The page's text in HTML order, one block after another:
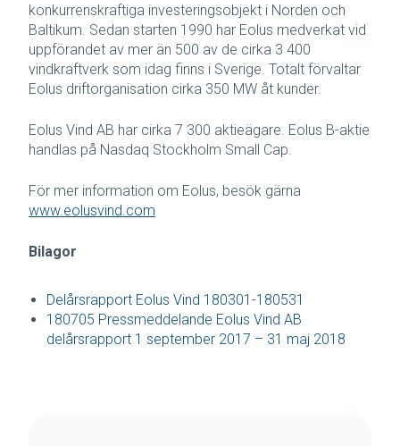
konkurrenskraftiga investeringsobjekt i Norden och
Baltikum. Sedan starten 1990 har Eolus medverkat vid
uppförandet av mer än 500 av de cirka 3 400
vindkraftverk som idag finns i Sverige. Totalt förvaltar
Eolus driftorganisation cirka 350 MW åt kunder.
Eolus Vind AB har cirka 7 300 aktieägare. Eolus B-aktie
handlas på Nasdaq Stockholm Small Cap.
För mer information om Eolus, besök gärna
www.eolusvind.com
Bilagor
Delårsrapport Eolus Vind 180301-180531
180705 Pressmeddelande Eolus Vind AB
delårsrapport 1 september 2017 – 31 maj 2018